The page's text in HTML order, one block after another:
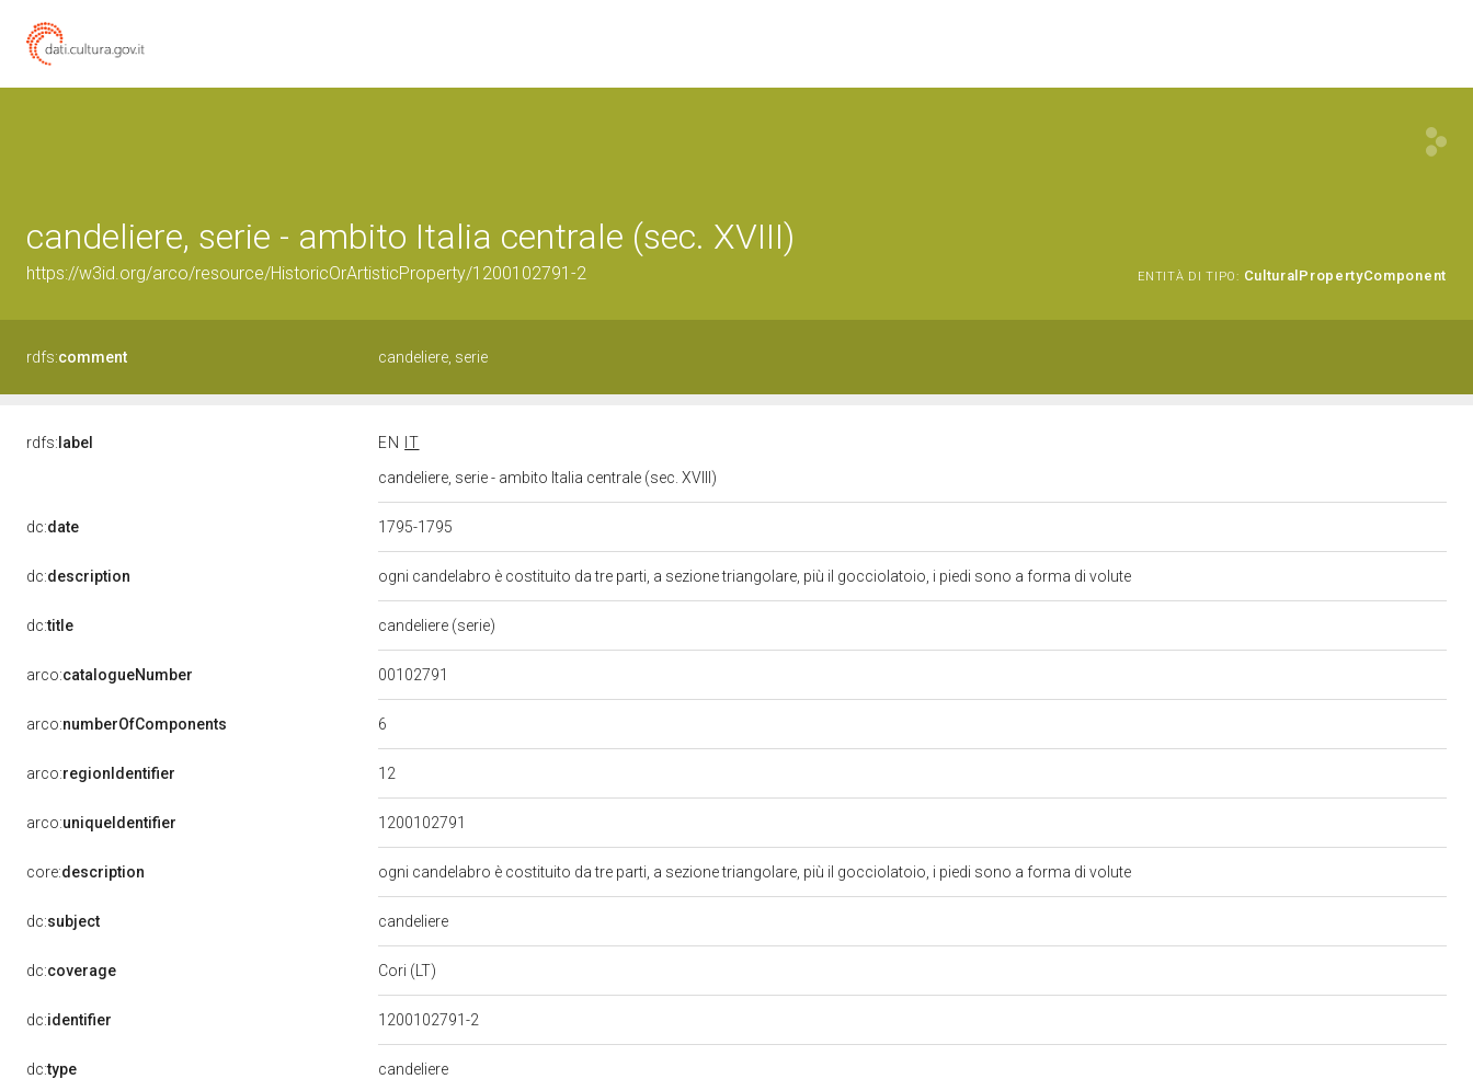
candeliere, serie - ambito Italia centrale (sec. XVIII)
https://w3id.org/arco/resource/HistoricOrArtisticProperty/1200102791-2 ENTITÀ DI TIPO: CulturalPropertyComponent
rdfs:comment candeliere, serie
rdfs: label EN
IT
candeliere, serie - ambito Italia centrale (sec. XVIII)
dc:date 1795-1795
dc:description ogni candelabro è costituito da tre parti, a sezione triangolare, più il gocciolatoio, i piedi sono a forma di volute
dc:title candeliere (serie)
arco:catalogueNumber 00102791
arco:numberOfComponents 6
arco:regionIdentifier 12
arco:uniqueIdentifier 1200102791
core:description ogni candelabro è costituito da tre parti, a sezione triangolare, più il gocciolatoio, i piedi sono a forma di volute
dc:subject candeliere
dc:coverage Cori (LT)
dc:identifier 1200102791-2
dc:type candeliere